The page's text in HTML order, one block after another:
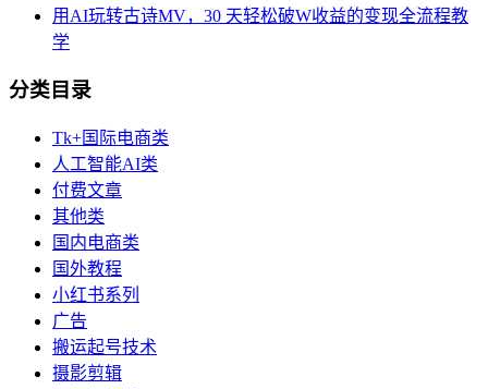
用AI玩转古诗MV，30 天轻松破W收益的变现全流程教
学
分类目录
Tk+国际电商类
人工智能AI类
付费文章
其他类
国内电商类
国外教程
小红书系列
广告
搬运起号技术
摄影剪辑